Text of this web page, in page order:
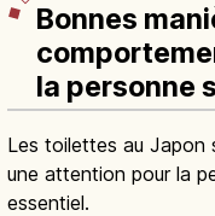
Bonnes
la personne
Les toilettes au Japon
une attention pour la
essentiel.